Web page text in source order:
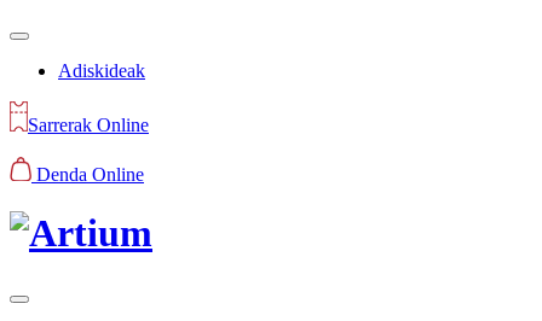
Adiskideak
Sarrerak Online
Denda Online